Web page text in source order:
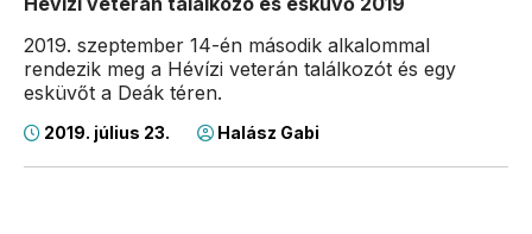
2019. szeptember 14-én második alkalommal
rendezik meg a Hévízi veterán találkozót és egy
esküvőt a Deák téren.
2019. július 23. Halász Gabi